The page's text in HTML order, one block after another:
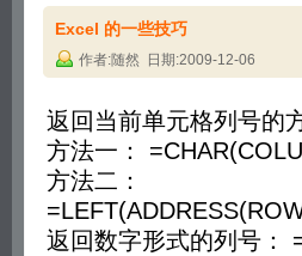
Excel 的一些技巧
作者:随然 日期:2009-12-06
返回当前单元格列号的
方法一：
方法二：
返回数字形式的列号：